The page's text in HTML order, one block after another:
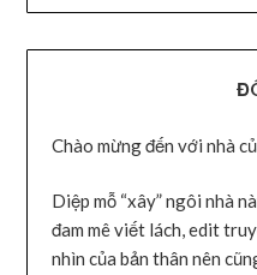
Chào mừng đến với nhà
Diệp mỗ “xây” ngôi nhà
đam mê viết lách, edit
nhìn của bản thân nên